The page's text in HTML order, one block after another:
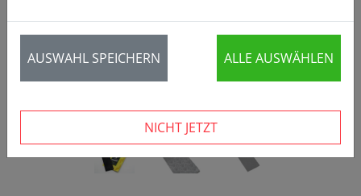
AUSWAHL SPEICHERN ALLE AUSWÄHLEN
NICHT JETZT